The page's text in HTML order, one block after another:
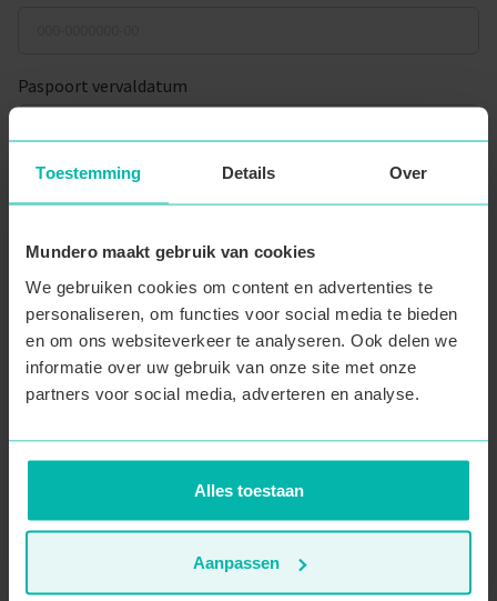
Toestemming Details Over
Mundero maakt gebruik van cookies
We gebruiken cookies om content en advertenties te
personaliseren, om functies voor social media te bieden
en om ons websiteverkeer te analyseren. Ook delen we
informatie over uw gebruik van onze site met onze
partners voor social media, adverteren en analyse.
Alles toestaan
Aanpassen
Paspoort vervaldatum
Adres
Huisnummer* Busnummer
Woonplaats*